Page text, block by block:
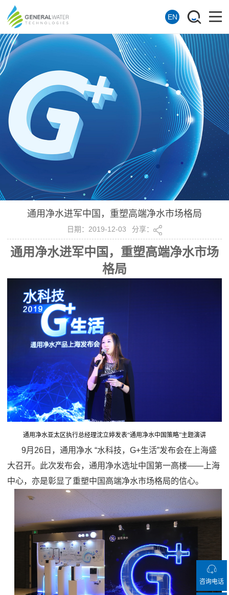
EN
通用净水进军中国，重塑高端净水市场格局
日期：2019-12-03 分享：
通用净水进军中国，重塑高端净水市场
格局
通用净水亚太区执行总经理沈立婷发表“通用净水中国策略”主题演讲
9月 26 日，通用净水 “水科技， G+生活”发布会在上海盛
大召开。此次发布会，通用净水选址中国第一高楼——上海
中心，亦是彰显了重塑中国高端净水市场格局的信心。
咨询电话